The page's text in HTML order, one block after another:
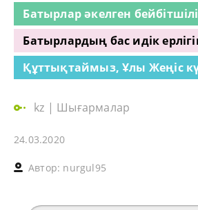
Батырлар әкелген
Батырлардың бас идік
Құттықтаймыз, Ұлы Жеңіс
kz | Шығармалар
24.03.2020
Автор: nurgul95